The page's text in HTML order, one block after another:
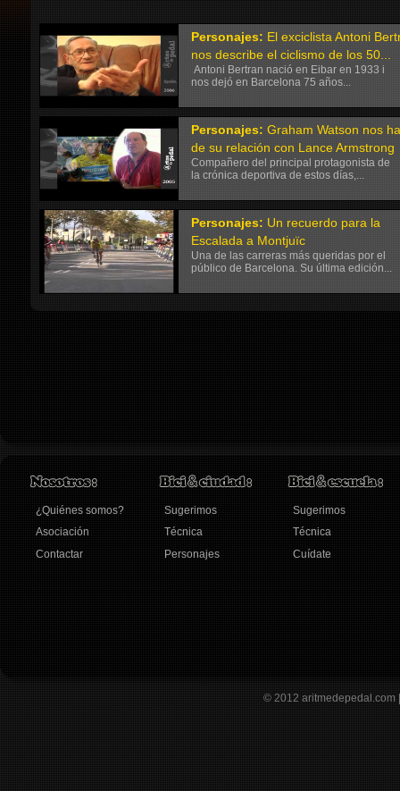
Personajes: El exciclista Antoni
nos describe el ciclismo de los 50...
Antoni Bertran nació en Eibar en 1933 i
nos dejó en Barcelona 75 años...
Personajes: Graham Watson nos
de su relación con Lance Armstrong
Compañero del principal protagonista de
la crónica deportiva de estos días,...
Personajes: Un recuerdo para la
Escalada a Montjuïc
Una de las carreras más queridas por el
público de Barcelona. Su última edición...
¿Quiénes somos?
Asociación
Contactar
Sugerimos
Técnica
Personajes
Sugerimos
Técnica
Cuídate
© 2012aritmedepedal.com